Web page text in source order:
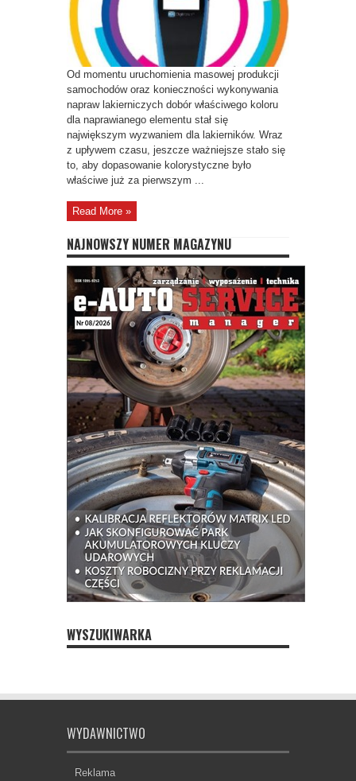
Od momentu uruchomienia masowej produkcji
samochodów oraz konieczności wykonywania
napraw lakierniczych dobór właściwego koloru
dla naprawianego elementu stał się
największym wyzwaniem dla lakierników. Wraz
z upływem czasu, jeszcze ważniejsze stało się
to, aby dopasowanie kolorystyczne było
właściwe już za pierwszym ...
Read More »
NAJNOWSZY NUMER MAGAZYNU
WYSZUKIWARKA
WYDAWNICTWO
Reklama